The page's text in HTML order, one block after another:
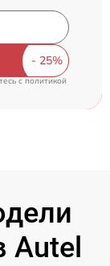
c политикой
Autel